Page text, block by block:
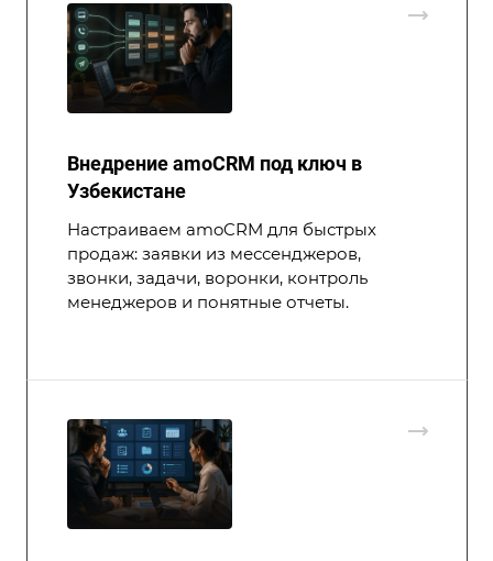
Внедрение amoCRM под ключ в
Узбекистане
Настраиваем amoCRM для быстрых
продаж: заявки из мессенджеров,
звонки, задачи, воронки, контроль
менеджеров и понятные отчеты.